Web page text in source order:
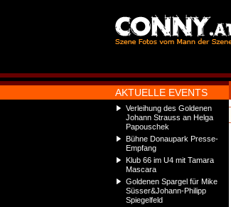
AKTUELLE EVENTS
Verleihung des Goldenen
Johann Strauss an Helga
Papouschek
Bühne Donaupark Presse-
Empfang
Klub 66 im U4 mit Tamara
Mascara
Goldenen Spargel für Mike
Süsser&Johann-Philipp
Spiegelfeld